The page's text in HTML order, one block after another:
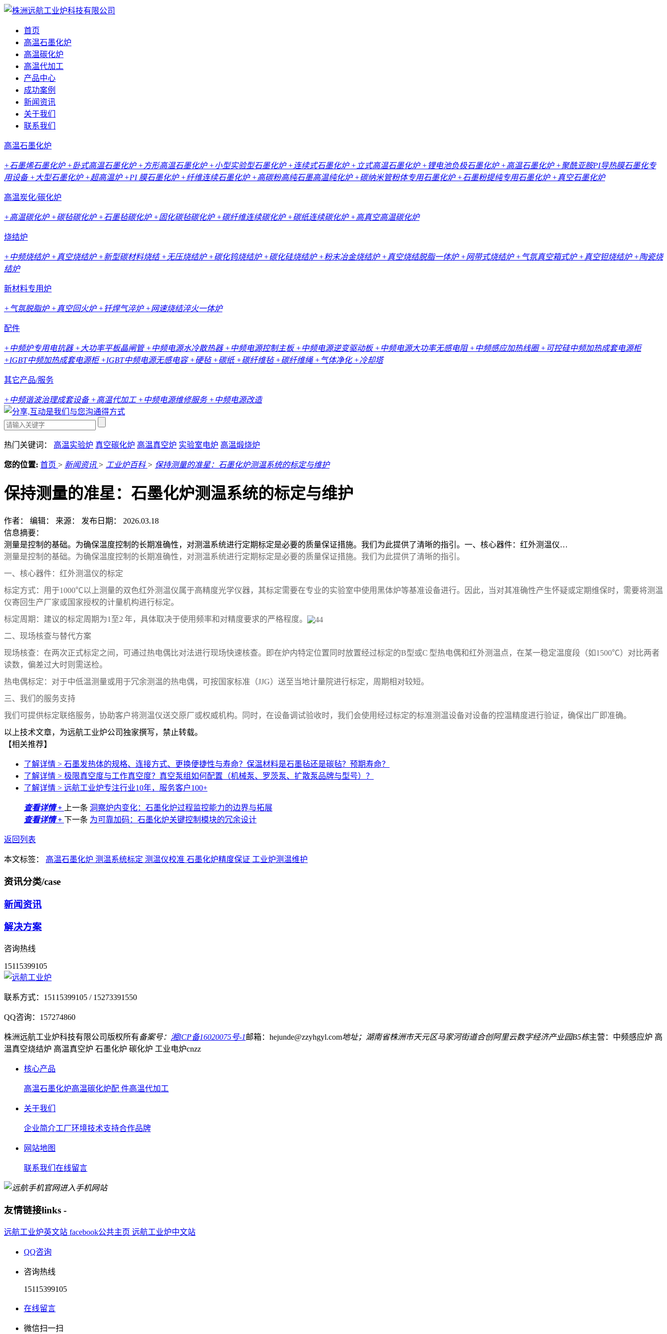
首页
高温石墨化炉
高温碳化炉
高温代加工
产品中心
成功案例
新闻资讯
关于我们
联系我们
高温石墨化炉
+石墨烯石墨化炉+卧式高温石墨化炉+方形高温石墨化炉+小型实验型石墨化炉+连续式石墨化炉+立式高温石墨化炉+锂电池负极石墨化炉+高温石墨化炉+聚酰亚胺PI导热膜石墨化专
用设备 +大型石墨化炉+超高温炉+PI 膜石墨化炉+纤维连续石墨化炉+高碳粉高纯石墨高温纯化炉+碳纳米管粉体专用石墨化炉+石墨粉提纯专用石墨化炉+真空石墨化炉
高温炭化/碳化炉
+高温碳化炉+碳毡碳化炉+石墨毡碳化炉+固化碳毡碳化炉+碳纤维连续碳化炉+碳纸连续碳化炉+高真空高温碳化炉
烧结炉
+中频烧结炉+真空烧结炉+新型碳材料烧结+无压烧结炉+碳化钨烧结炉+碳化硅烧结炉+粉末冶金烧结炉+真空烧结脱脂一体炉+网带式烧结炉+气氛真空箱式炉+真空钽烧结炉+陶瓷烧
结炉
新材料专用炉
+气氛脱脂炉+真空回火炉+钎焊气淬炉+网速烧结淬火一体炉
配件
+中频炉专用电抗器 +大功率平板晶闸管+中频电源水冷散热器 +中频电源控制主板 +中频电源逆变驱动板 +中频电源大功率无感电阻 +中频感应加热线圈+可控硅中频加热成套电源柜
+IGBT中频加热成套电源柜+IGBT中频电源无感电容+硬毡+碳纸 +碳纤维毡+碳纤维绳 +气体净化+冷却塔
其它产品/服务
+中频谐波治理成套设备 +高温代加工+中频电源维修服务 +中频电源改造
热门关键词： 高温实验炉 真空碳化炉 高温真空炉 实验室电炉 高温煅烧炉
您的位置: 首页 > 新闻资讯 > 工业炉百科 > 保持测量的准星：石墨化炉测温系统的标定与维护
保持测量的准星：石墨化炉测温系统的标定与维护
作者： 编辑： 来源： 发布日期： 2026.03.18
信息摘要：
测量是控制的基础。为确保温度控制的长期准确性，对测温系统进行定期标定是必要的质量保证措施。我们为此提供了清晰的指引。一、核心器件：红外测温仪…
测量是控制的基础。为确保温度控制的长期准确性，对测温系统进行定期标定是必要的质量保证措施。我们为此提供了清晰的指引。
一、核心器件：红外测温仪的标定
标定方式：用于1000℃以上测量的双色红外测温仪属于高精度光学仪器，其标定需要在专业的实验室中使用黑体炉等基准设备进行。因此，当对其准确性产生怀疑或定期维保时，需要将测温
仪寄回生产厂家或国家授权的计量机构进行标定。
标定周期：建议的标定周期为1 至2 年，具体取决于使用频率和对精度要求的严格程度。
二、现场核查与替代方案
现场核查：在两次正式标定之间，可通过热电偶比对法进行现场快速核查。即在炉内特定位置同时放置经过标定的B型或C 型热电偶和红外测温点，在某一稳定温度段（如1500℃）对比两者
读数，偏差过大时则需送检。
热电偶标定：对于中低温测量或用于冗余测温的热电偶，可按国家标准（JJG）送至当地计量院进行标定，周期相对较短。
三、我们的服务支持
我们可提供标定联络服务，协助客户将测温仪送交原厂或权威机构。同时，在设备调试验收时，我们会使用经过标定的标准测温设备对设备的控温精度进行验证，确保出厂即准确。
以上技术文章，为远航工业炉公司独家撰写，禁止转载。
【相关推荐】
了解详情 > 石墨发热体的规格、连接方式、更换便捷性与寿命？保温材料是石墨毡还是碳毡？预期寿命？
了解详情 > 极限真空度与工作真空度？真空泵组如何配置（机械泵、罗茨泵、扩散泵品牌与型号）？
了解详情 > 远航工业炉专注行业10年，服务客户100+
查看详情 + 上一条 洞察炉内变化：石墨化炉过程监控能力的边界与拓展
查看详情 + 下一条 为可靠加码：石墨化炉关键控制模块的冗余设计
返回列表
本文标签： 高温石墨化炉 测温系统标定 测温仪校准 石墨化炉精度保证 工业炉测温维护
资讯分类/case
新闻资讯
解决方案
咨询热线
15115399105
联系方式： 15115399105 / 15273391550
QQ咨询： 157274860
株洲远航工业炉科技有限公司 版权所有备案号： 湘ICP备16020075号-1邮箱：hejunde@zzyhgyl.com地址；湖南省株洲市天元区马家河街道合创阿里云数字经济产业园B5栋主营：中频感应炉 高
温真空烧结炉 高温真空炉 石墨化炉 碳化炉 工业电炉cnzz
核心产品
高温石墨化炉高温碳化炉配 件高温代加工
关于我们
企业简介工厂环境技术支持合作品牌
网站地图
联系我们 在线留言
进入手机网站
友情链接links -
远航工业炉英文站 facebook公共主页 远航工业炉中文站
QQ咨询
咨询热线
15115399105
在线留言
微信扫一扫